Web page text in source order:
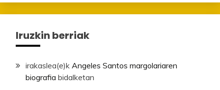
Iruzkin berriak
irakaslea(e)k Angeles Santos margolariaren
biografia bidalketan